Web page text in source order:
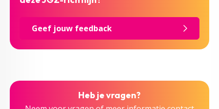
Geef jouw feedback
Heb je vragen?